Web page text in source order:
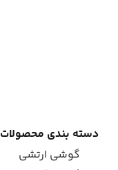
دسته بندی محصولات
گوشی ارتشی